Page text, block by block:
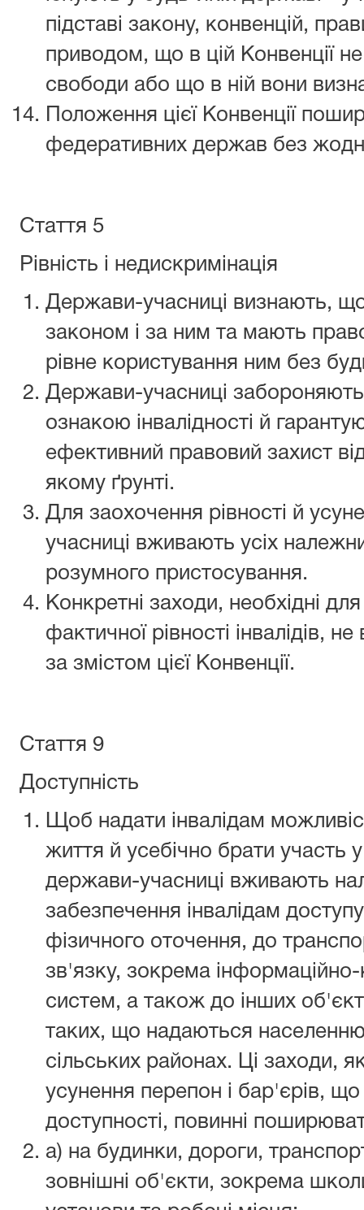
підставі закону, конвенцій,
приводом, що в цій Конвенції
свободи або що в ній вони
Положення цієї Конвенції
федеративних держав без
Стаття 5
Рівність і недискримінація
Держави-учасниці визнають,
законом і за ним та мають
рівне користування ним без
Держави-учасниці
ознакою інвалідності й
ефективний правовий захист
якому ґрунті.
Для заохочення рівності й
учасниці вживають усіх
розумного пристосування.
Конкретні заходи, необхідні
фактичної рівності інвалідів,
за змістом цієї Конвенції.
Стаття 9
Доступність
Щоб надати інвалідам
життя й усебічно брати участь
держави-учасниці вживають
забезпечення інвалідам
фізичного оточення, до
зв'язку, зокрема інформаційно-
систем, а також до інших
таких, що надаються
сільських районах. Ці заходи,
усунення перепон і бар'єрів,
доступності, повинні
a) на будинки, дороги,
зовнішні об'єкти, зокрема